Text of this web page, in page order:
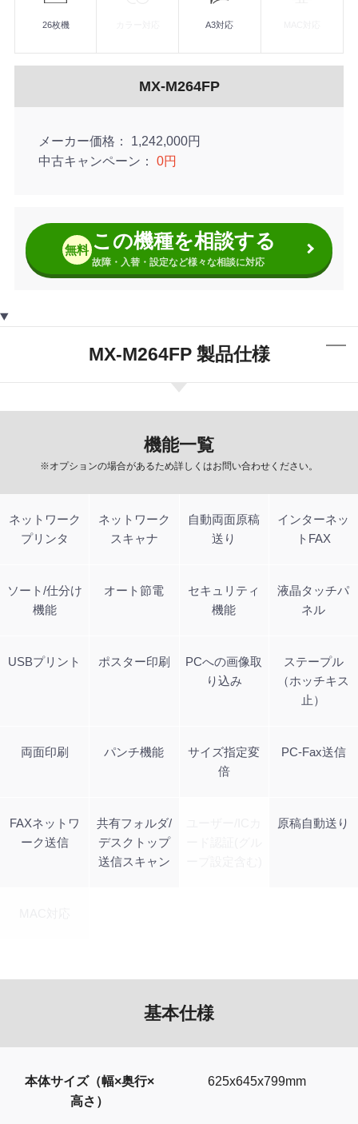
26枚機 A3対応
MX-M264FP
メーカー価格
1,242,000円
中古キャンペーン
0円
無料 この機種を相談する
故障・入替・設定など様々な相談に対応
MX-M264FP 製品仕様
機能一覧
※オプションの場合があるため詳しくはお問い合わせください。
ネットワーク
プリンタ
ネットワーク
スキャナ
自動両面原稿
送り
インターネッ
トFAX
ソート/仕分け
機能
オート節電
セキュリティ
機能
液晶タッチパ
ネル
USBプリント ポスター印刷
PCへの画像取
り込み
ステープル
（ホッチキス
止）
両面印刷 パンチ機能
サイズ指定変
倍
PC-Fax送信
FAXネットワ
ーク送信
共有フォルダ/
デスクトップ
送信スキャン
原稿自動送り
基本仕様
本体サイズ（幅×奥行×
高さ）
625x645x799mm